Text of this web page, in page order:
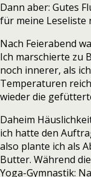
Dann aber: Gutes
für meine Leseliste
Nach Feierabend
Ich marschierte zu
noch innerer, als
Temperaturen
wieder die
Daheim
ich hatte den
also plante ich als
Butter. Während
Yoga-Gymnastik: